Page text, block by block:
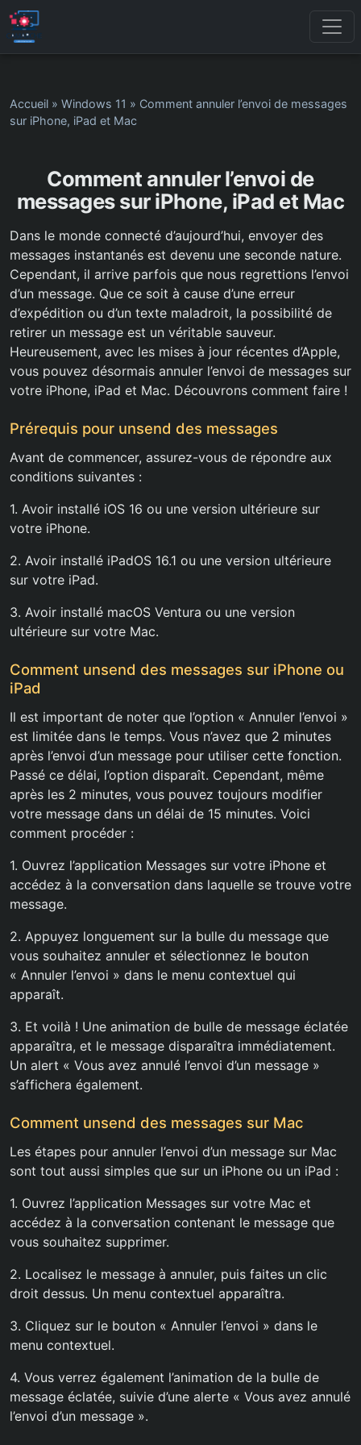
Accueil » Windows 11 » Comment annuler l’envoi de messages
sur iPhone, iPad et Mac
Comment annuler l’envoi de
messages sur iPhone, iPad et Mac
Dans le monde connecté d’aujourd’hui, envoyer des
messages instantanés est devenu une seconde nature.
Cependant, il arrive parfois que nous regrettions l’envoi
d’un message. Que ce soit à cause d’une erreur
d’expédition ou d’un texte maladroit, la possibilité de
retirer un message est un véritable sauveur.
Heureusement, avec les mises à jour récentes d’Apple,
vous pouvez désormais annuler l’envoi de messages sur
votre iPhone, iPad et Mac. Découvrons comment faire !
Prérequis pour unsend des messages
Avant de commencer, assurez-vous de répondre aux
conditions suivantes :
1. Avoir installé iOS 16 ou une version ultérieure sur
votre iPhone.
2. Avoir installé iPadOS 16.1 ou une version ultérieure
sur votre iPad.
3. Avoir installé macOS Ventura ou une version
ultérieure sur votre Mac.
Comment unsend des messages sur iPhone ou
iPad
Il est important de noter que l’option « Annuler l’envoi »
est limitée dans le temps. Vous n’avez que 2 minutes
après l’envoi d’un message pour utiliser cette fonction.
Passé ce délai, l’option disparaît. Cependant, même
après les 2 minutes, vous pouvez toujours modifier
votre message dans un délai de 15 minutes. Voici
comment procéder :
1. Ouvrez l’application Messages sur votre iPhone et
accédez à la conversation dans laquelle se trouve votre
message.
2. Appuyez longuement sur la bulle du message que
vous souhaitez annuler et sélectionnez le bouton
« Annuler l’envoi » dans le menu contextuel qui
apparaît.
3. Et voilà ! Une animation de bulle de message éclatée
apparaîtra, et le message disparaîtra immédiatement.
Un alert « Vous avez annulé l’envoi d’un message »
s’affichera également.
Comment unsend des messages sur Mac
Les étapes pour annuler l’envoi d’un message sur Mac
sont tout aussi simples que sur un iPhone ou un iPad :
1. Ouvrez l’application Messages sur votre Mac et
accédez à la conversation contenant le message que
vous souhaitez supprimer.
2. Localisez le message à annuler, puis faites un clic
droit dessus. Un menu contextuel apparaîtra.
3. Cliquez sur le bouton « Annuler l’envoi » dans le
menu contextuel.
4. Vous verrez également l’animation de la bulle de
message éclatée, suivie d’une alerte « Vous avez annulé
l’envoi d’un message ».